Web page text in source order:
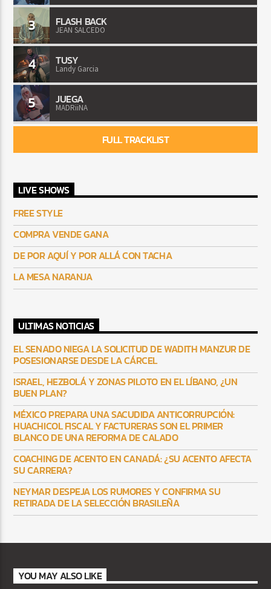
3 FLASH BACK
JEAN SALCEDO
4 TUSY
Landy Garcia
5 JUEGA
MADRiiNA
FULL TRACKLIST
LIVE SHOWS
FREE STYLE
COMPRA VENDE GANA
DE POR AQUÍ Y POR ALLÁ CON TACHA
LA MESA NARANJA
ULTIMAS NOTICIAS
EL SENADO NIEGA LA SOLICITUD DE WADITH MANZUR DE
POSESIONARSE DESDE LA CÁRCEL
ISRAEL, HEZBOLÁ Y ZONAS PILOTO EN EL LÍBANO, ¿UN
BUEN PLAN?
MÉXICO PREPARA UNA SACUDIDA ANTICORRUPCIÓN:
HUACHICOL FISCAL Y FACTURERAS SON EL PRIMER
BLANCO DE UNA REFORMA DE CALADO
COACHING DE ACENTO EN CANADÁ: ¿SU ACENTO AFECTA
SU CARRERA?
NEYMAR DESPEJA LOS RUMORES Y CONFIRMA SU
RETIRADA DE LA SELECCIÓN BRASILEÑA
YOU MAY ALSO LIKE